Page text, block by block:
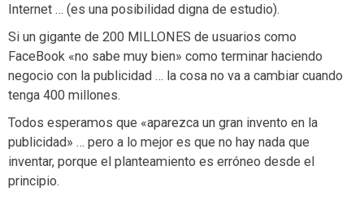
Internet … (es una posibilidad digna de estudio).
Si un gigante de 200 MILLONES de usuarios como
FaceBook «no sabe muy bien» como terminar haciendo
negocio con la publicidad … la cosa no va a cambiar cuando
tenga 400 millones.
Todos esperamos que «aparezca un gran invento en la
publicidad» … pero a lo mejor es que no hay nada que
inventar, porque el planteamiento es erróneo desde el
principio.